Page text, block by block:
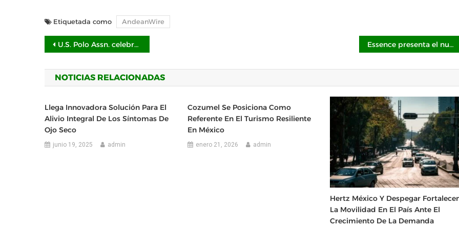
Etiquetada como AndeanWire
Navegación
de
entradas
U.S. Polo Assn. celebra el deporte como patrocinador de la Engel & Völkers Berlin Maifeld Polo Cup 2025 Essence presenta el nuevo Foundation Stick para revolucionar el maquillaje
NOTICIAS RELACIONADAS
Llega Innovadora Solución Para El
Alivio Integral De Los Síntomas De
Ojo Seco
junio 19, 2025 admin
Cozumel Se Posiciona Como
Referente En El Turismo Resiliente
En México
enero 21, 2026 admin
Hertz México Y Despegar
La Movilidad En El País Ante El
Crecimiento De La Demanda